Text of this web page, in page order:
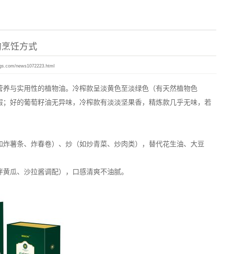
饪方式
news1072223.html
养与实用性的植物油。冷榨款呈淡黄色至淡绿色（有天然植物色
好的葡萄籽油无异味，冷榨款有淡淡坚果香，精炼款几乎无味，若
薯条、炸春卷）、炒（如炒青菜、炒肉类），替代花生油、大豆
瓜、沙拉酱调配），口感清爽不油腻。